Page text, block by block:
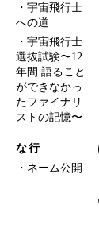
宇宙飛行士
への道
宇宙飛行士
選抜試験〜12
年間 語ること
ができなかっ
たファイナリ
ストの記憶〜
な行
ネーム公開